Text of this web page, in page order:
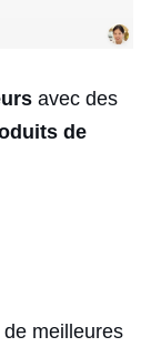
avec des
de
de meilleures